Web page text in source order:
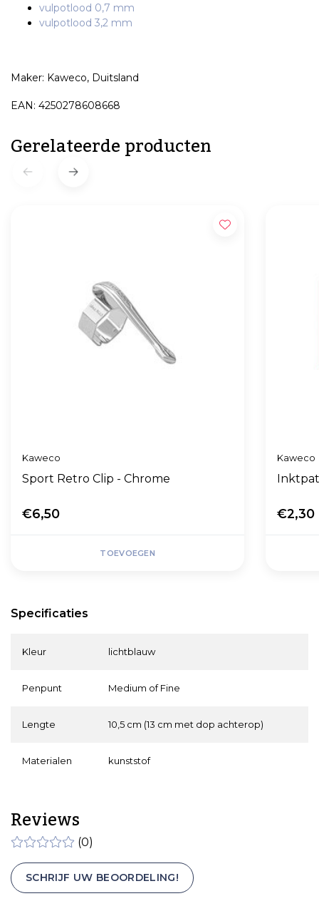
vulpotlood 0,7 mm
vulpotlood 3,2 mm
Maker: Kaweco, Duitsland
EAN: 4250278608668
Specificaties
Kleur lichtblauw
Penpunt Medium of Fine
Lengte 10,5 cm (13 cm met dop achterop)
Materialen kunststof
Gerelateerde producten
Kaweco
Sport Retro Clip - Chrome
€6,50
TOEVOEGEN
Kaweco
€2,30
Reviews
(0)
SCHRIJF UW BEOORDELING!